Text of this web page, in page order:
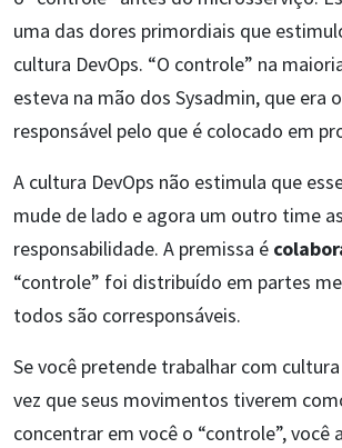
uma das dores primordiais que
cultura DevOps. “O controle” na
esteva na mão dos Sysadmin, que era
responsável pelo que é colocado em
A cultura DevOps não estimula que
mude de lado e agora um outro time
responsabilidade. A premissa é
“controle” foi distribuído em partes
todos são corresponsáveis.
Se você pretende trabalhar com
vez que seus movimentos tiverem
concentrar em você o “controle”, você